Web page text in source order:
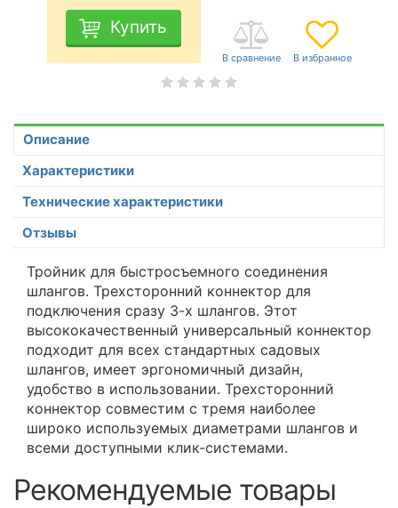
Купить
Описание
Характеристики
Технические характеристики
Отзывы
Тройник для быстросъемного соединения
шлангов. Трехсторонний коннектор для
подключения сразу 3-х шлангов. Этот
высококачественный универсальный коннектор
подходит для всех стандартных садовых
шлангов, имеет эргономичный дизайн,
удобство в использовании. Трехсторонний
коннектор совместим с тремя наиболее
широко используемых диаметрами шлангов и
всеми доступными клик-системами.
Рекомендуемые товары